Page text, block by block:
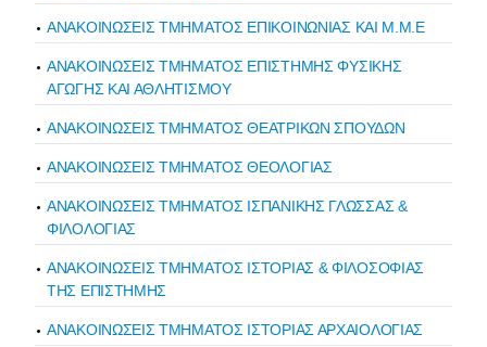
ΑΝΑΚΟΙΝΩΣΕΙΣ ΤΜΗΜΑΤΟΣ ΕΠΙΚΟΙΝΩΝΙΑΣ ΚΑΙ Μ.Μ.Ε
ΑΝΑΚΟΙΝΩΣΕΙΣ ΤΜΗΜΑΤΟΣ ΕΠΙΣΤΗΜΗΣ ΦΥΣΙΚΗΣ
ΑΓΩΓΗΣ ΚΑΙ ΑΘΛΗΤΙΣΜΟΥ
ΑΝΑΚΟΙΝΩΣΕΙΣ ΤΜΗΜΑΤΟΣ ΘΕΑΤΡΙΚΩΝ ΣΠΟΥΔΩΝ
ΑΝΑΚΟΙΝΩΣΕΙΣ ΤΜΗΜΑΤΟΣ ΘΕΟΛΟΓΙΑΣ
ΑΝΑΚΟΙΝΩΣΕΙΣ ΤΜΗΜΑΤΟΣ ΙΣΠΑΝΙΚΗΣ ΓΛΩΣΣΑΣ &
ΦΙΛΟΛΟΓΙΑΣ
ΑΝΑΚΟΙΝΩΣΕΙΣ ΤΜΗΜΑΤΟΣ ΙΣΤΟΡΙΑΣ & ΦΙΛΟΣΟΦΙΑΣ
ΤΗΣ ΕΠΙΣΤΗΜΗΣ
ΑΝΑΚΟΙΝΩΣΕΙΣ ΤΜΗΜΑΤΟΣ ΙΣΤΟΡΙΑΣ ΑΡΧΑΙΟΛΟΓΙΑΣ